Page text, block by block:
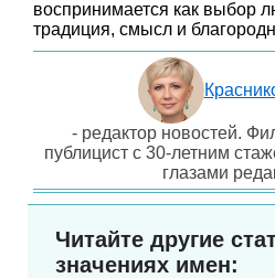
воспринимается как выбор
традиция, смысл и
- редактор новостей.
публицист с 30-летним
глазами
Читайте другие
значениях имен: